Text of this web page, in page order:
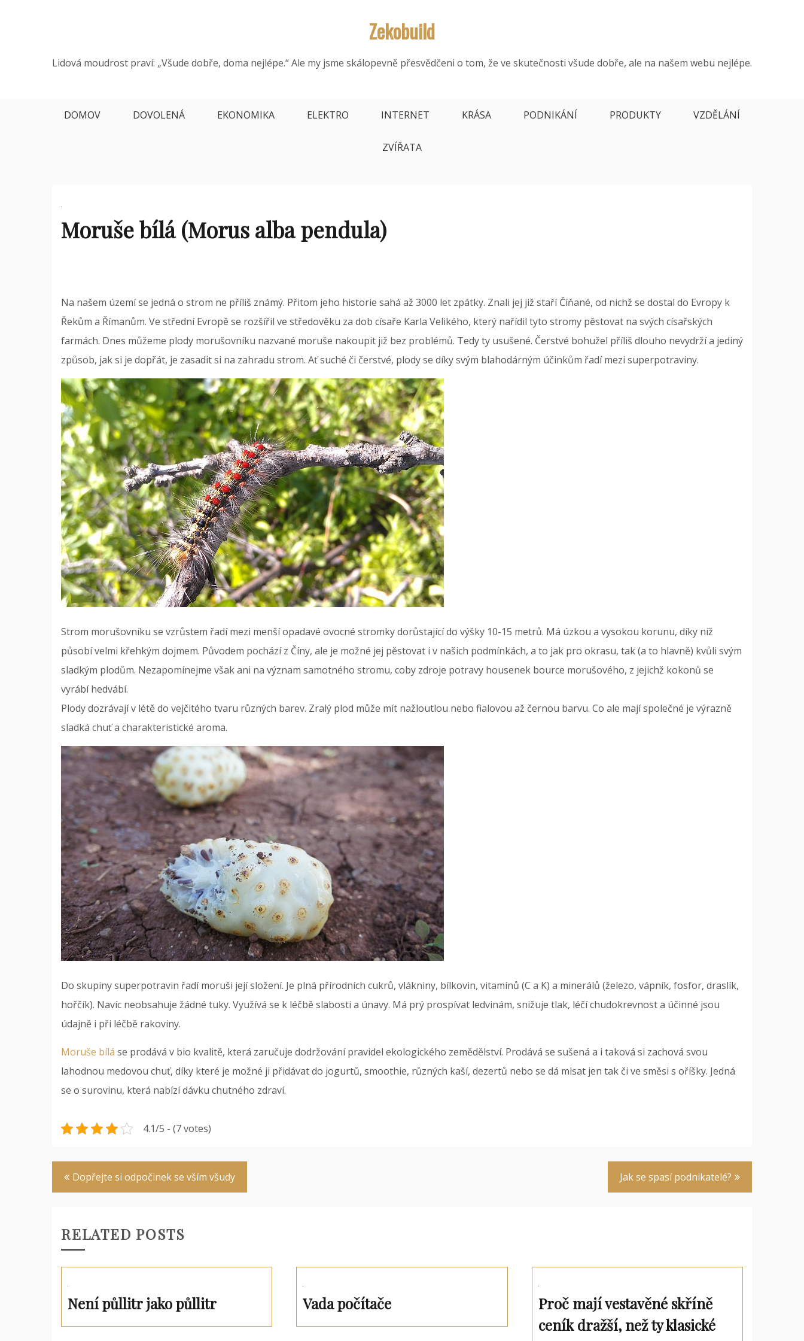
Zekobuild
Lidová moudrost praví: „Všude dobře, doma nejlépe.“ Ale my jsme skálopevně přesvědčeni o tom, že ve skutečnosti všude dobře, ale na našem webu nejlépe.
DOMOV DOVOLENÁ EKONOMIKA ELEKTRO INTERNET KRÁSA PODNIKÁNÍ PRODUKTY VZDĚLÁNÍ
ZVÍŘATA
Moruše bílá (Morus alba pendula)
Na našem území se jedná o strom ne příliš známý. Přitom jeho historie sahá až 3000 let zpátky. Znali jej již staří Číňané, od nichž se dostal do Evropy k
Řekům a Římanům. Ve střední Evropě se rozšířil ve středověku za dob císaře Karla Velikého, který nařídil tyto stromy pěstovat na svých císařských
farmách. Dnes můžeme plody morušovníku nazvané moruše nakoupit již bez problémů. Tedy ty usušené. Čerstvé bohužel příliš dlouho nevydrží a jediný
způsob, jak si je dopřát, je zasadit si na zahradu strom. Ať suché či čerstvé, plody se díky svým blahodárným účinkům řadí mezi superpotraviny.
Strom morušovníku se vzrůstem řadí mezi menší opadavé ovocné stromky dorůstající do výšky 10-15 metrů. Má úzkou a vysokou korunu, díky níž
působí velmi křehkým dojmem. Původem pochází z Číny, ale je možné jej pěstovat i v našich podmínkách, a to jak pro okrasu, tak (a to hlavně) kvůli svým
sladkým plodům. Nezapomínejme však ani na význam samotného stromu, coby zdroje potravy housenek bource morušového, z jejichž kokonů se
vyrábí hedvábí.
Plody dozrávají v létě do vejčitého tvaru různých barev. Zralý plod může mít nažloutlou nebo fialovou až černou barvu. Co ale mají společné je výrazně
sladká chuť a charakteristické aroma.
Do skupiny superpotravin řadí moruši její složení. Je plná přírodních cukrů, vlákniny, bílkovin, vitamínů (C a K) a minerálů (železo, vápník, fosfor, draslík,
hořčík). Navíc neobsahuje žádné tuky. Využívá se k léčbě slabosti a únavy. Má prý prospívat ledvinám, snižuje tlak, léčí chudokrevnost a účinné jsou
údajně i při léčbě rakoviny.
Moruše bílá se prodává v bio kvalitě, která zaručuje dodržování pravidel ekologického zemědělství. Prodává se sušená a i taková si zachová svou
lahodnou medovou chuť, díky které je možné ji přidávat do jogurtů, smoothie, různých kaší, dezertů nebo se dá mlsat jen tak či ve směsi s oříšky. Jedná
se o surovinu, která nabízí dávku chutného zdraví.
4.1/5 - (7 votes)
Navigace
pro
Dopřejte si odpočinek se vším všudy Jak se spasí podnikatelé?
RELATED POSTS
Není půllitr jako půllitr Vada počítače
Proč mají vestavěné skříně
ceník dražší, než ty klasické